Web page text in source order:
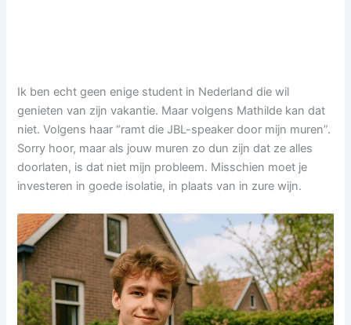
Ik ben echt geen enige student in Nederland die wil
genieten van zijn vakantie. Maar volgens Mathilde kan dat
niet. Volgens haar “ramt die JBL-speaker door mijn muren”.
Sorry hoor, maar als jouw muren zo dun zijn dat ze alles
doorlaten, is dat niet mijn probleem. Misschien moet je
investeren in goede isolatie, in plaats van in zure wijn.